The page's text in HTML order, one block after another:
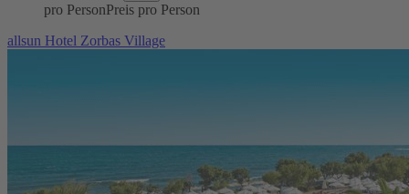
pro PersonPreis pro Person
allsun Hotel Zorbas Village